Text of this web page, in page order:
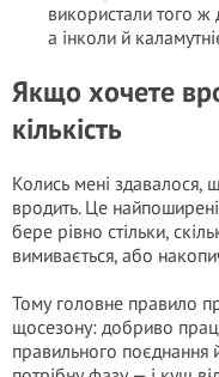
використали того ж
а інколи й
Якщо хочете
кількість
Колись мені
вродить. Це
бере рівно стільки,
вимивається, або
Тому головне правило
щосезону: добриво
правильного поєднання